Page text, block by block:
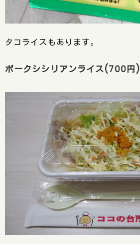
タコライスもあります。
ポークシシリアンライス(700円)